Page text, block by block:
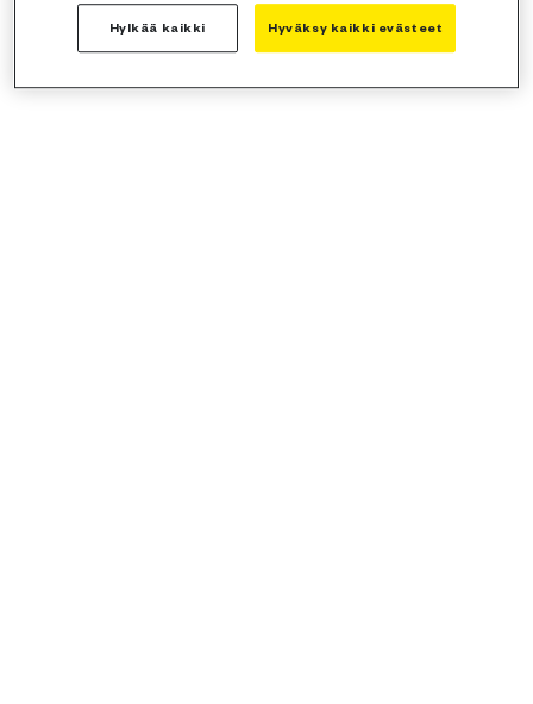
Hylkää kaikki Hyväksy kaikki evästeet